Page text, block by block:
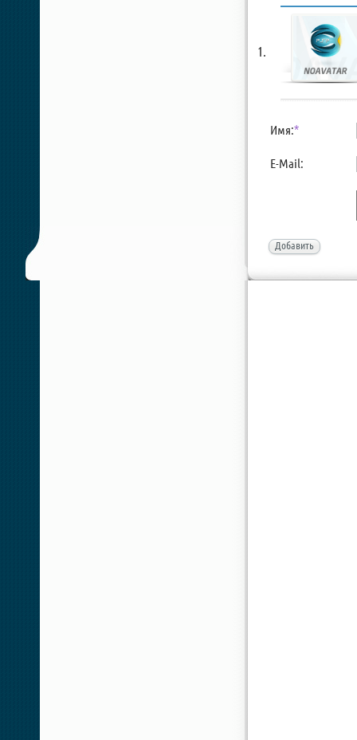
Имя:*
E-Mail:
Добавить